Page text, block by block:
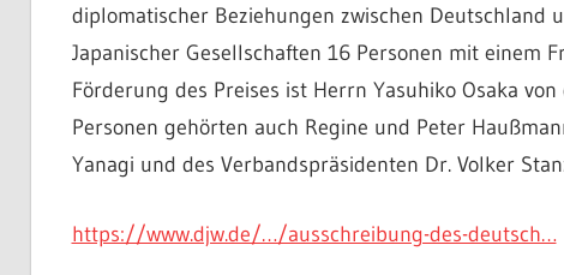
diplomatischer Beziehungen zwischen Deutschland
Japanischer Gesellschaften 16 Personen mit einem
Förderung des Preises ist Herrn Yasuhiko Osaka
Personen gehörten auch Regine und Peter
Yanagi und des Verbandspräsidenten Dr. Volker
https://www.djw.de/…/ausschreibung-des-deutsch…